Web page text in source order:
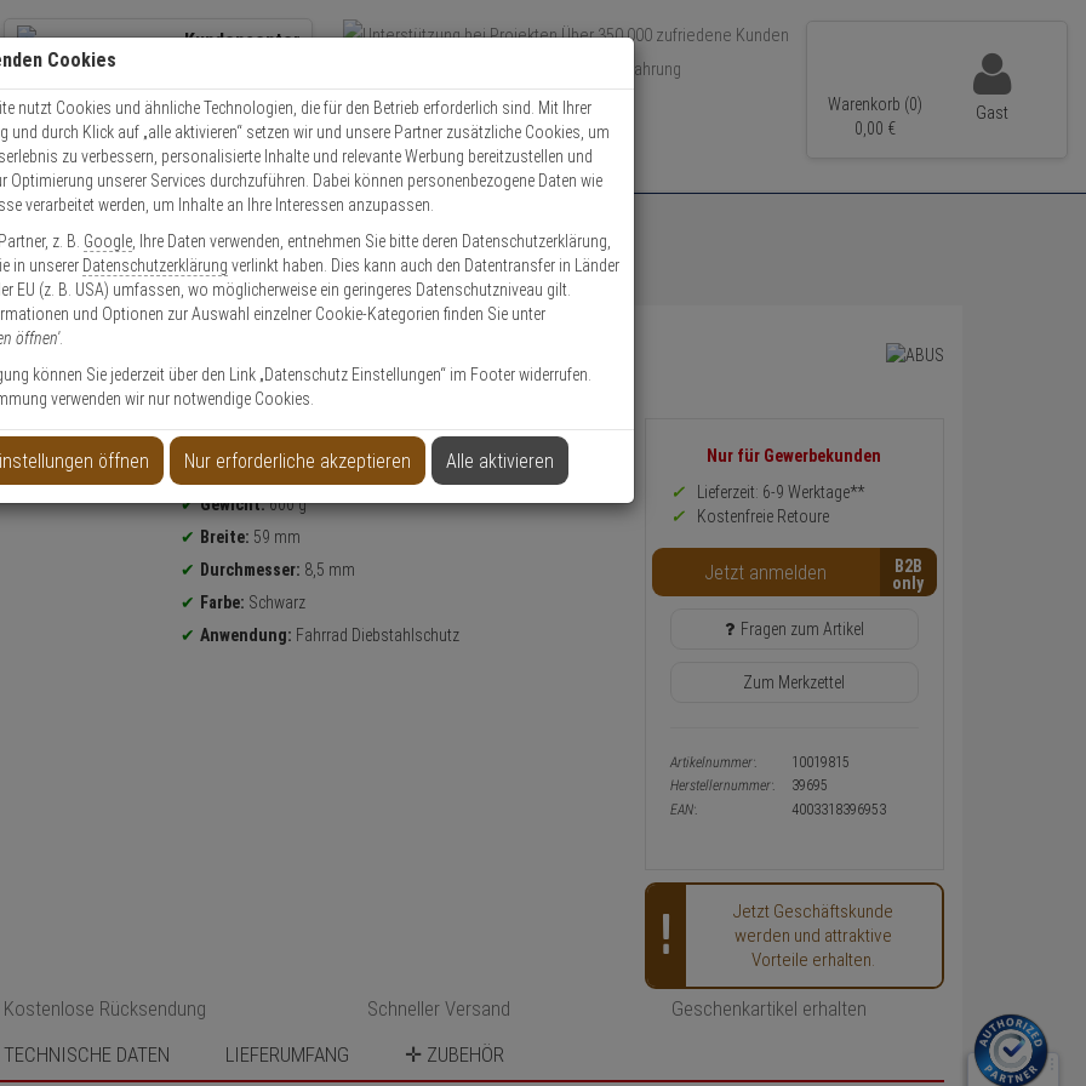
Kundencenter
Kontaktservice nutzen
Mo. - Do.: 8:00 - 16:30 Fr. 8:00 - 14:00 Uhr
Über 350.000 zufriedene Kunden
Über 15 Jahre Erfahrung
Schneller Versand
Warenkorb (0)
0, 00 €
Gast
R BK
Produktinformationen
Rahmenschloss - Modell: Shield
Sicherheitslevel:9
Gewicht:600 g
Breite: 59 mm
Durchmesser: 8,5 mm
Farbe: Schwarz
Anwendung: Fahrrad Diebstahlschutz
Informationen
Preis,
Verfügbakeit
Warenkorb-
oder
Konfigurieren-
Nur für Gewerbekunden
Lieferzeit: 6-9 Werktage**
Kostenfreie Retoure
Jetzt anmelden B2B
Fragen zum Artikel
Zum Merkzettel
Artikelnummer:
10019815
Herstellernummer:
39695
EAN:
4003318396953
Jetzt Geschäftskunde
werden und attraktive
Vorteile erhalten.
Kostenlose Rücksendung Schneller Versand
Geschenkartikel erhalten
TECHNISCHE DATEN LIEFERUMFANG ✛ ZUBEHÖR
Cookies
nutzt Cookies und ähnliche Technologien, die für den Betrieb erforderlich sind. Mit Ihrer
und durch Klick auf „alle aktivieren“ setzen wir und unsere Partner zusätzliche Cookies, um
zu verbessern, personalisierte Inhalte und relevante Werbung bereitzustellen und
Optimierung unserer Services durchzuführen. Dabei können personenbezogene Daten wie
verarbeitet werden, um Inhalte an Ihre Interessen anzupassen.
z. B. Google , Ihre Daten verwenden, entnehmen Sie bitte deren Datenschutzerklärung,
in unserer Datenschutzerklärung verlinkt haben. Dies kann auch den Datentransfer in Länder
EU (z. B. USA) umfassen, wo möglicherweise ein geringeres Datenschutzniveau gilt.
und Optionen zur Auswahl einzelner Cookie-Kategorien finden Sie unter
öffnen'.
können Sie jederzeit über den Link „Datenschutz Einstellungen“ im Footer widerrufen.
verwenden wir nur notwendige Cookies.
öffnen Nur erforderliche akzeptieren Alle aktivieren